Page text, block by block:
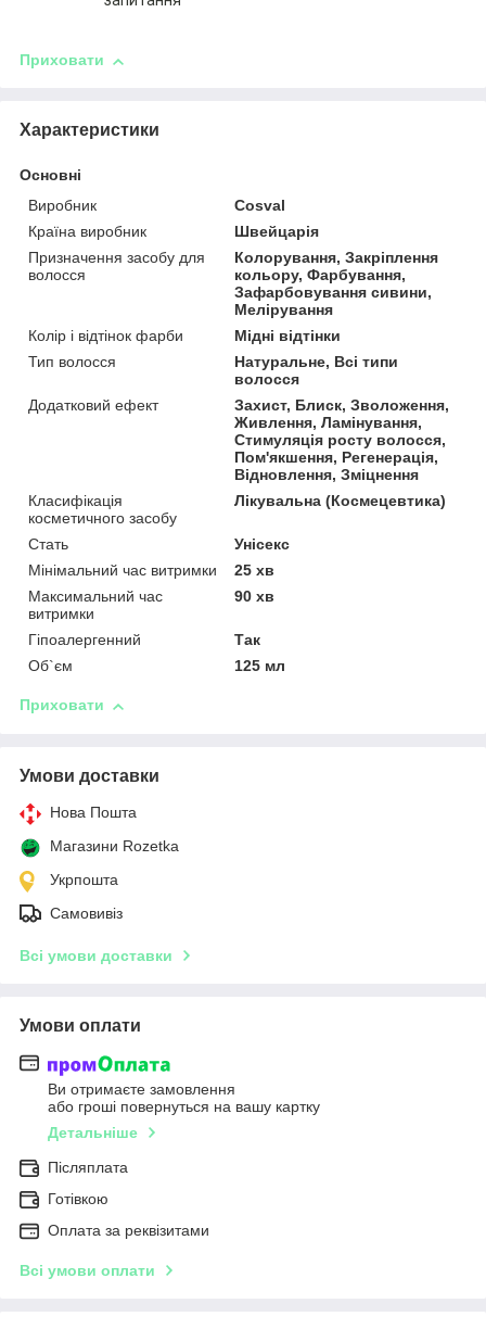
Приховати
Характеристики
Основні
Виробник
Cosval
Країна виробник
Швейцарія
Призначення засобу для
волосся
Колорування, Закріплення
кольору, Фарбування,
Зафарбовування сивини,
Мелірування
Колір і відтінок фарби
Мідні відтінки
Тип волосся
Натуральне, Всі типи
волосся
Додатковий ефект
Захист, Блиск, Зволоження,
Живлення, Ламінування,
Стимуляція росту волосся,
Пом'якшення, Регенерація,
Відновлення, Зміцнення
Класифікація
косметичного засобу
Лікувальна (Космецевтика)
Стать
Унісекс
Мінімальний час витримки
25 хв
Максимальний час
витримки
90 хв
Гіпоалергенний
Так
Об`єм
125 мл
Приховати
Умови доставки
Нова Пошта
Магазини Rozetka
Укрпошта
Самовивіз
Всі умови доставки
Умови оплати
Ви отримаєте замовлення
або гроші повернуться на вашу картку
Детальніше
Післяплата
Готівкою
Оплата за реквізитами
Всі умови оплати